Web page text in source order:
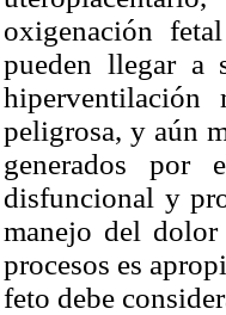
oxigenación
pueden llegar a
hiperventilación
peligrosa, y aún
generados por
disfuncional y
manejo del dolor
procesos es
feto debe